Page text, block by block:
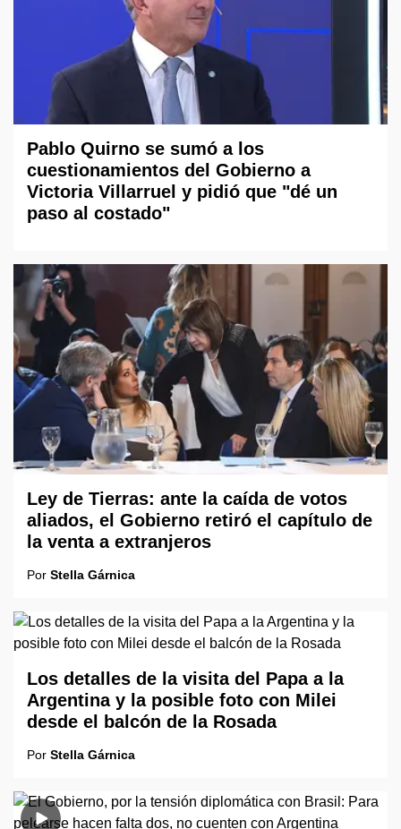
Pablo Quirno se sumó a los
cuestionamientos del Gobierno a
Victoria Villarruel y pidió que "dé un
paso al costado"
Ley de Tierras: ante la caída de votos
aliados, el Gobierno retiró el capítulo de
la venta a extranjeros
Por Stella Gárnica
Los detalles de la visita del Papa a la
Argentina y la posible foto con Milei
desde el balcón de la Rosada
Por Stella Gárnica